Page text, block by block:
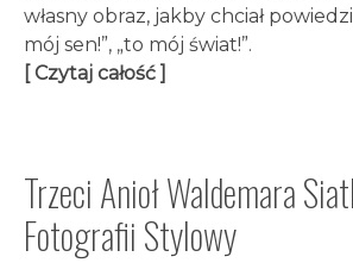
własny obraz, jakby chciał
mój sen!”, „to mój świat!”.
[ Czytaj całość ]
Trzeci Anioł Waldemara
Fotografii Stylowy